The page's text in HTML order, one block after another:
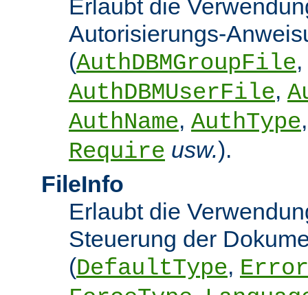
Erlaubt die
Autorisierungs-
(AuthDBMGroupFile,
AuthDBMUserFile,
AuthName, AuthType
Require usw.).
FileInfo
Erlaubt die
Steuerung der
(DefaultType,